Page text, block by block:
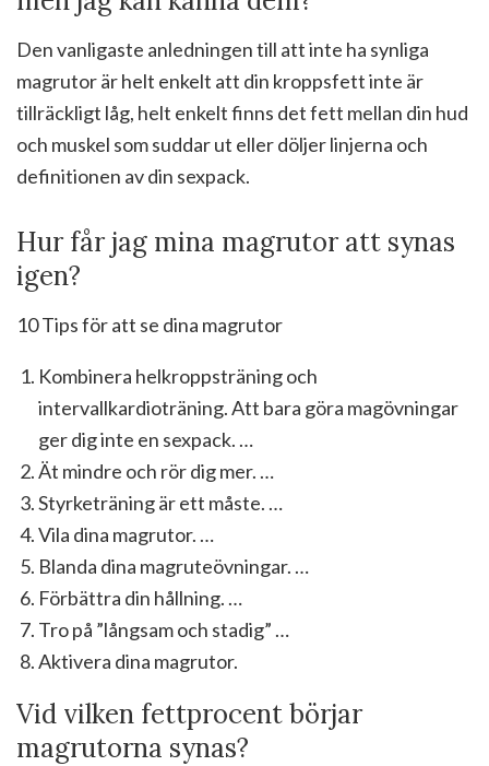
Den vanligaste anledningen till att inte ha synliga
magrutor är helt enkelt att din kroppsfett inte är
tillräckligt låg, helt enkelt finns det fett mellan din hud
och muskel som suddar ut eller döljer linjerna och
definitionen av din sexpack.
Hur får jag mina magrutor att synas
igen?
10 Tips för att se dina magrutor
Kombinera helkroppsträning och
intervallkardioträning. Att bara göra magövningar
ger dig inte en sexpack. …
Ät mindre och rör dig mer. …
Styrketräning är ett måste. …
Vila dina magrutor. …
Blanda dina magruteövningar. …
Förbättra din hållning. …
Tro på ”långsam och stadig” …
Aktivera dina magrutor.
Vid vilken fettprocent börjar
magrutorna synas?